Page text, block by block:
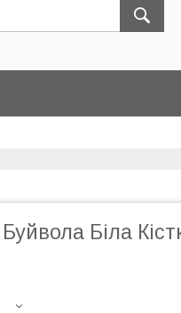
Буйвола Біла